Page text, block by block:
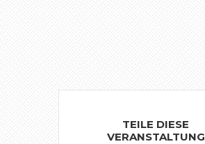
TEILE DIESE
VERANSTALTUNG